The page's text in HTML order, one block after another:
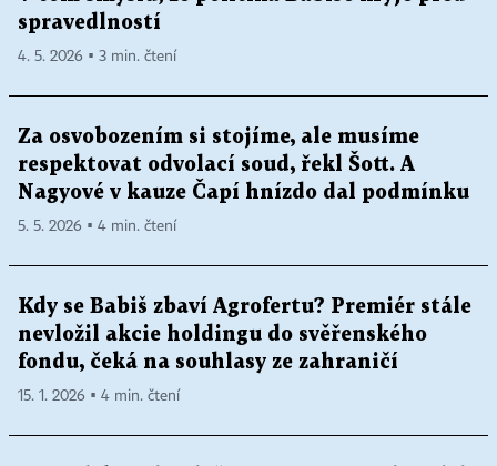
spravedlností
4. 5. 2026 ▪ 3 min. čtení
Za osvobozením si stojíme, ale musíme
respektovat odvolací soud, řekl Šott. A
Nagyové v kauze Čapí hnízdo dal podmínku
5. 5. 2026 ▪ 4 min. čtení
Kdy se Babiš zbaví Agrofertu? Premiér stále
nevložil akcie holdingu do svěřenského
fondu, čeká na souhlasy ze zahraničí
15. 1. 2026 ▪ 4 min. čtení